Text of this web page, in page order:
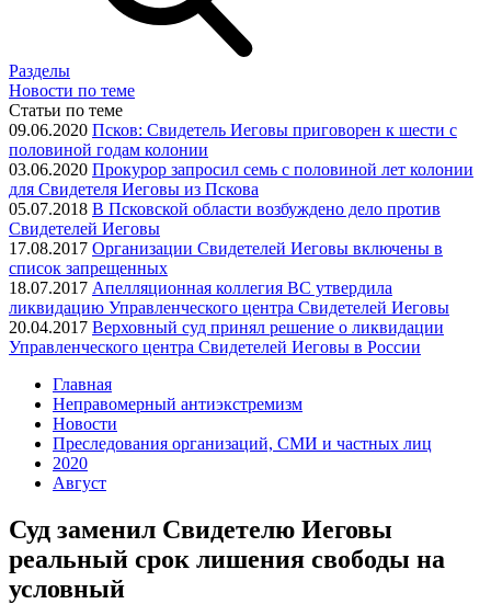
Разделы
Новости по теме
Статьи по теме
09.06.2020 Псков: Свидетель Иеговы приговорен к шести с
половиной годам колонии
03.06.2020 Прокурор запросил семь с половиной лет колонии
для Свидетеля Иеговы из Пскова
05.07.2018 В Псковской области возбуждено дело против
Свидетелей Иеговы
17.08.2017 Организации Свидетелей Иеговы включены в
список запрещенных
18.07.2017 Апелляционная коллегия ВC утвердила
ликвидацию Управленческого центра Свидетелей Иеговы
20.04.2017 Верховный суд принял решение о ликвидации
Управленческого центра Свидетелей Иеговы в России
Главная
Неправомерный антиэкстремизм
Новости
Преследования организаций, СМИ и частных лиц
2020
Август
Суд заменил Свидетелю Иеговы
реальный срок лишения свободы на
условный